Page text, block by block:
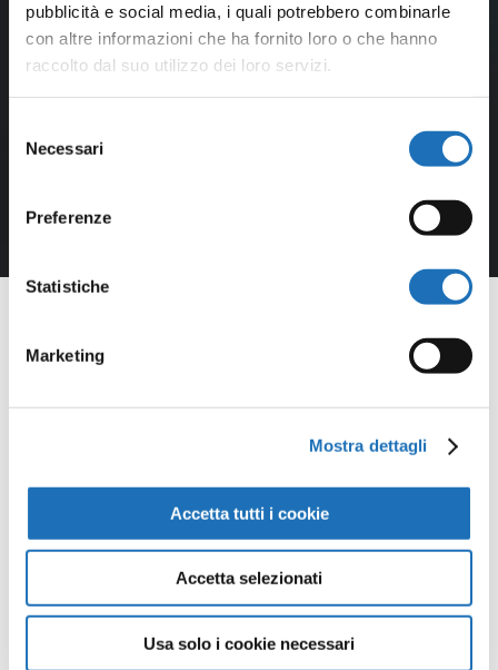
pubblicità e social media, i quali potrebbero combinarle
con altre informazioni che ha fornito loro o che hanno
raccolto dal suo utilizzo dei loro servizi.
delNecessari
Preferenze
Statistiche
Marketing
Mostra dettagli
Accetta tutti i cookie
Accetta selezionati
Usa solo i cookie necessari
Opere della
Galleria
Virtuale
Continua a scoprire tutte le
opere della collezione d’arte di
Cesenatico nella Galleria Virtuale: